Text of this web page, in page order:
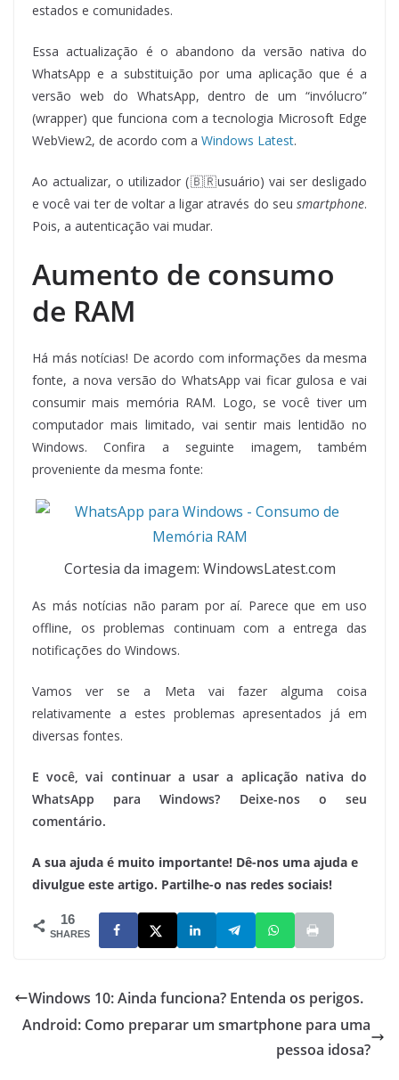
estados e comunidades.
Essa actualização é o abandono da versão nativa do
WhatsApp e a substituição por uma aplicação que é a
versão web do WhatsApp, dentro de um “invólucro”
(wrapper) que funciona com a tecnologia Microsoft Edge
WebView2, de acordo com a Windows Latest.
Ao actualizar, o utilizador (🇧🇷usuário) vai ser desligado
e você vai ter de voltar a ligar através do seu smartphone.
Pois, a autenticação vai mudar.
Aumento de consumo
de RAM
Há más notícias! De acordo com informações da mesma
fonte, a nova versão do WhatsApp vai ficar gulosa e vai
consumir mais memória RAM. Logo, se você tiver um
computador mais limitado, vai sentir mais lentidão no
Windows. Confira a seguinte imagem, também
proveniente da mesma fonte:
Cortesia da imagem: WindowsLatest.com
As más notícias não param por aí. Parece que em uso
offline, os problemas continuam com a entrega das
notificações do Windows.
Vamos ver se a Meta vai fazer alguma coisa
relativamente a estes problemas apresentados já em
diversas fontes.
E você, vai continuar a usar a aplicação nativa do
WhatsApp para Windows? Deixe-nos o seu
comentário.
A sua ajuda é muito importante! Dê-nos uma ajuda e
divulgue este artigo. Partilhe-o nas redes sociais!
16
SHARES
Windows 10: Ainda funciona? Entenda os perigos.
Android: Como preparar um smartphone para uma
pessoa idosa?